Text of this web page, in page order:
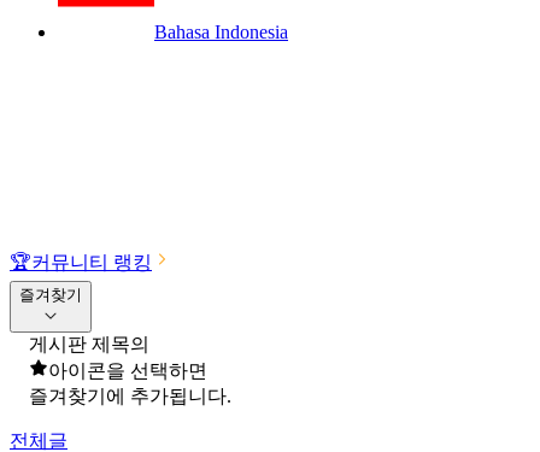
Bahasa Indonesia
🏆커뮤니티 랭킹
즐겨찾기
게시판 제목의
아이콘을 선택하면
즐겨찾기에 추가됩니다.
전체글